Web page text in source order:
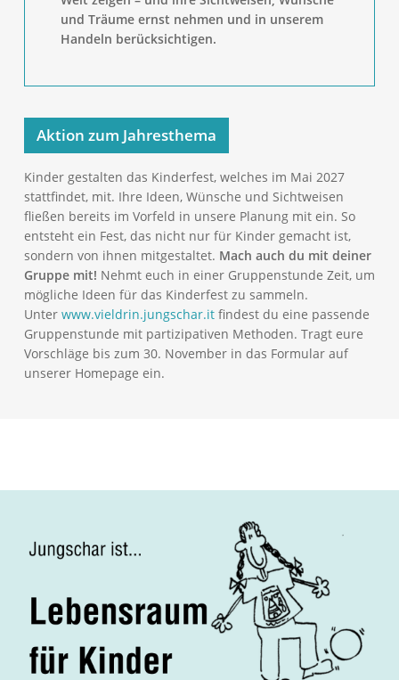
und Träume ernst nehmen und in unserem
Handeln berücksichtigen.
Aktion zum Jahresthema
Kinder gestalten das Kinderfest, welches im Mai 2027
stattfindet, mit. Ihre Ideen, Wünsche und Sichtweisen
fließen bereits im Vorfeld in unsere Planung mit ein. So
entsteht ein Fest, das nicht nur für Kinder gemacht ist,
sondern von ihnen mitgestaltet. Mach auch du mit deiner
Gruppe mit! Nehmt euch in einer Gruppenstunde Zeit, um
mögliche Ideen für das Kinderfest zu sammeln.
Unter www.vieldrin.jungschar.itfindest du eine passende
Gruppenstunde mit partizipativen Methoden. Tragt eure
Vorschläge bis zum 30. November in das Formular auf
unserer Homepage ein.